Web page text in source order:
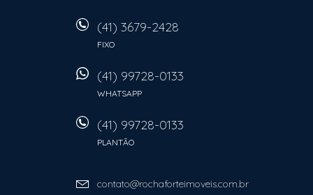
(41) 3679-2428
FIXO
(41) 99728-0133
WHATSAPP
(41) 99728-0133
PLANTÃO
contato@rochaforteimoveis.com.br